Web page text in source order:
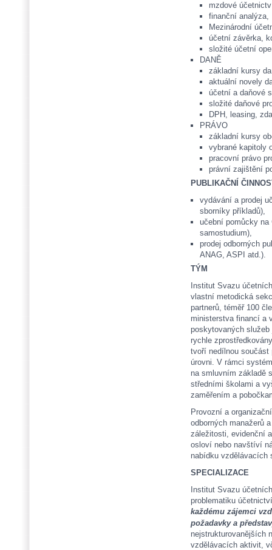
mzdové
finanční analýza,
Mezinárodní
účetní závěrka,
složité účetní
DANĚ
základní kursy
aktuální novely
účetní a daňové
složité daňové
DPH, leasing,
PRÁVO
základní kursy
vybrané kapitoly
pracovní právo
právní zajištění
PUBLIKAČNÍ
vydávání a prodej
sborníky příkladů),
učební pomůcky na
samostudium),
prodej odborných
ANAG, ASPI atd.).
TÝM
Institut Svazu
vlastní metodická
partnerů, téměř 100
ministerstva financí a
poskytovaných
rychle
tvoří nedílnou
úrovni. V rámci
na smluvním základě
středními školami a
zaměřením a
Provozní a
odborných manažerů
záležitosti, evidenční
osloví nebo navštíví
nabídku vzdělávacích
SPECIALIZACE
Institut Svazu
problematiku
každému zájemci
požadavky a
nejstrukturovanějších
vzdělávacích aktivit,